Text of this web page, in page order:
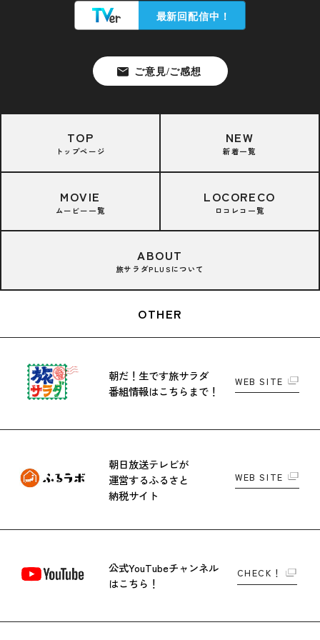
TOP
トップページ
NEW
新着一覧
MOVIE
ムービー一覧
LOCORECO
ロコレコ一覧
ABOUT
旅サラダPLUSについて
OTHER
朝だ！生です旅サラダ
番組情報はこちらまで！
WEB SITE
朝日放送テレビが
運営するふるさと
納税サイト
WEB SITE
公式YouTubeチャンネル
はこちら！
CHECK！